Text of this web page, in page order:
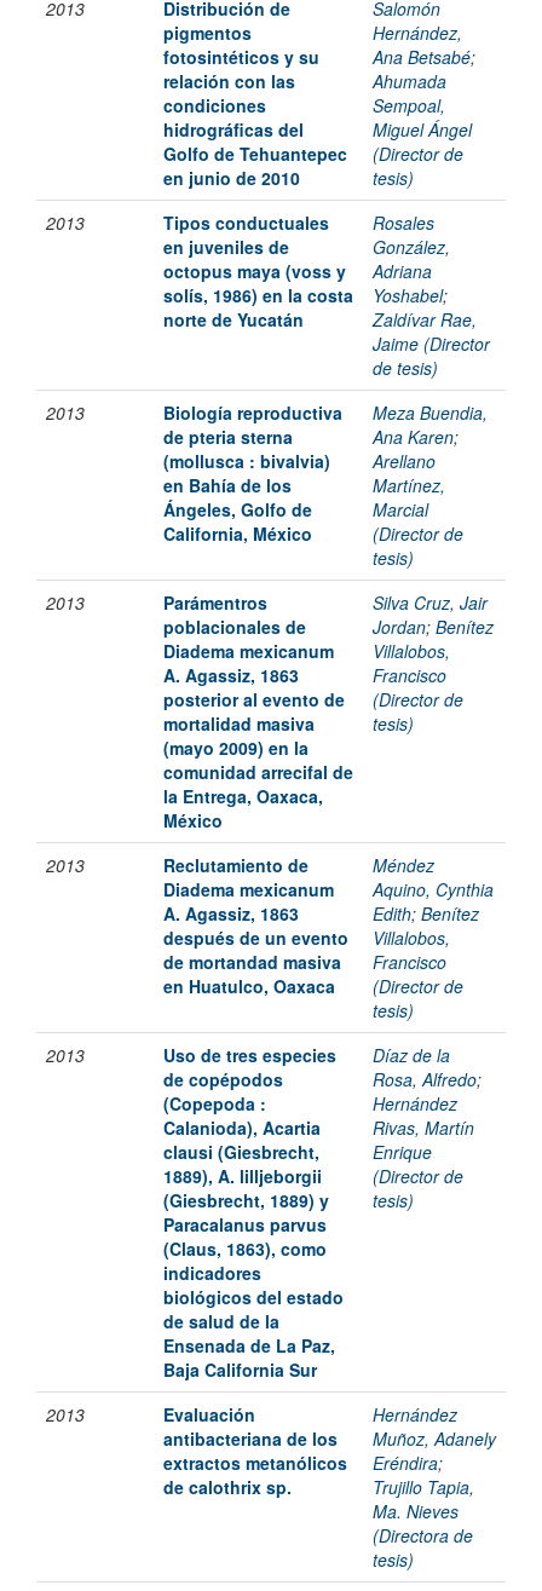
2013
Distribución de
pigmentos
fotosintéticos y su
relación con las
condiciones
hidrográficas del
Golfo de Tehuantepec
en junio de 2010
Salomón
Hernández,
Ana Betsabé;
Ahumada
Sempoal,
Miguel Ángel
(Director de
tesis)
2013
Tipos conductuales
en juveniles de
octopus maya (voss y
solís, 1986) en la costa
norte de Yucatán
Rosales
González,
Adriana
Yoshabel;
Zaldívar Rae,
Jaime (Director
de tesis)
2013
Biología reproductiva
de pteria sterna
(mollusca : bivalvia)
en Bahía de los
Ángeles, Golfo de
California, México
Meza Buendia,
Ana Karen;
Arellano
Martínez,
Marcial
(Director de
tesis)
2013
Parámentros
poblacionales de
Diadema mexicanum
A. Agassiz, 1863
posterior al evento de
mortalidad masiva
(mayo 2009) en la
comunidad arrecifal de
la Entrega, Oaxaca,
México
Silva Cruz, Jair
Jordan; Benítez
Villalobos,
Francisco
(Director de
tesis)
2013
Reclutamiento de
Diadema mexicanum
A. Agassiz, 1863
después de un evento
de mortandad masiva
en Huatulco, Oaxaca
Méndez
Aquino, Cynthia
Edith; Benítez
Villalobos,
Francisco
(Director de
tesis)
2013
Uso de tres especies
de copépodos
(Copepoda :
Calanioda), Acartia
clausi (Giesbrecht,
1889), A. lilljeborgii
(Giesbrecht, 1889) y
Paracalanus parvus
(Claus, 1863), como
indicadores
biológicos del estado
de salud de la
Ensenada de La Paz,
Baja California Sur
Díaz de la
Rosa, Alfredo;
Hernández
Rivas, Martín
Enrique
(Director de
tesis)
2013
Evaluación
antibacteriana de los
extractos metanólicos
de calothrix sp.
Hernández
Muñoz, Adanely
Eréndira;
Trujillo Tapia,
Ma. Nieves
(Directora de
tesis)